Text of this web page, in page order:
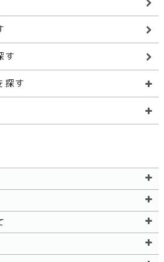
す
探す